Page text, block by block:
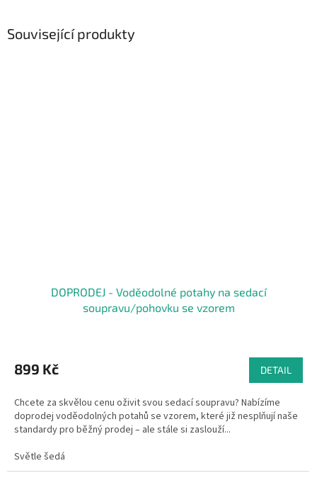
Související produkty
DOPRODEJ - Voděodolné potahy na sedací
soupravu/pohovku se vzorem
899 Kč DETAIL
Chcete za skvělou cenu oživit svou sedací soupravu? Nabízíme
doprodej voděodolných potahů se vzorem, které již nesplňují naše
standardy pro běžný prodej – ale stále si zaslouží...
Světle šedá